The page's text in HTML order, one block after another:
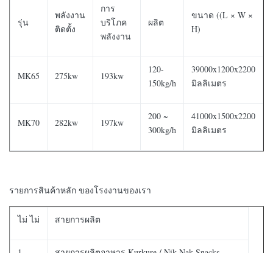
รุ่น
พลังงาน
ติดตั้ง
การ
บริโภค
พลังงาน
ผลิต
ขนาด ((L × W ×
H)
MK65 275kw 193kw
120-
150kg/h
39000x1200x2200
มิลลิเมตร
MK70 282kw 197kw
200 ~
300kg/h
41000x1500x2200
มิลลิเมตร
รายการสินค้าหลัก ของโรงงานของเรา
ไม่ ไม่ สายการผลิต